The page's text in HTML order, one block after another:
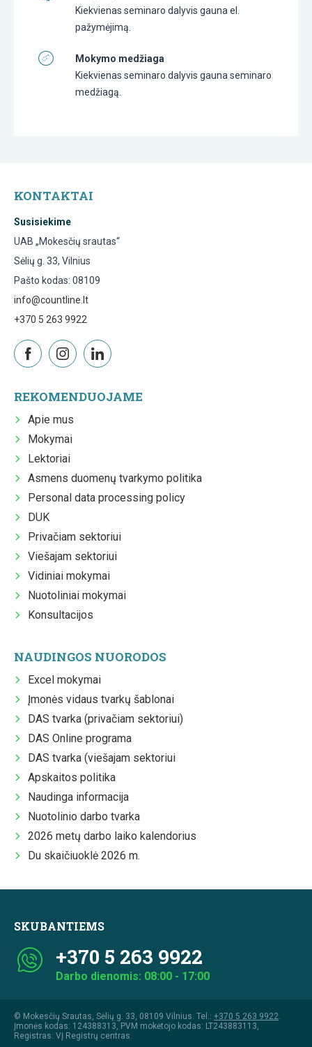
Kiekvienas seminaro dalyvis gauna el.
pažymėjimą.
Mokymo medžiaga
Kiekvienas seminaro dalyvis gauna seminaro
medžiagą.
KONTAKTAI
Susisiekime
UAB „Mokesčių srautas“
Sėlių g. 33, Vilnius
Pašto kodas: 08109
info@countline.lt
+370 5 263 9922
REKOMENDUOJAME
Apie mus
Mokymai
Lektoriai
Asmens duomenų tvarkymo politika
Personal data processing policy
DUK
Privačiam sektoriui
Viešajam sektoriui
Vidiniai mokymai
Nuotoliniai mokymai
Konsultacijos
NAUDINGOS NUORODOS
Excel mokymai
Įmonės vidaus tvarkų šablonai
DAS tvarka (privačiam sektoriui)
DAS Online programa
DAS tvarka (viešajam sektoriui
Apskaitos politika
Naudinga informacija
Nuotolinio darbo tvarka
2026 metų darbo laiko kalendorius
Du skaičiuoklė 2026 m.
SKUBANTIEMS
+370 5 263 9922
Darbo dienomis: 08:00 - 17:00
© Mokesčių Srautas, Sėlių g. 33, 08109 Vilnius. Tel.: +370 5 263 9922
Įmonės kodas: 124388313, PVM mokėtojo kodas: LT243883113,
Registras: VĮ Registrų centras.